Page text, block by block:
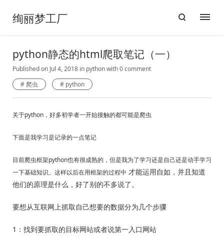
绚丽梦工厂
python静态的html爬取笔记（一）
Published on Jul 4, 2018 in pythonwith0 comment
爬虫
python
关于python，好多初学者一开始接触的都可能是爬虫
下面是我学习是记录的一点笔记
目前爬虫框架python也有很成熟的，但是我为了学习还是自己还是动手学习
一下基础知识。这样以后在用框架的过程中 才能运用自如，并且知道
他们的原理是什么，好了别的不多说了。
要想从互联网上抓取自己想要的数据分为几个步骤
1：找到要抓取的目标网站或者说第一入口网站